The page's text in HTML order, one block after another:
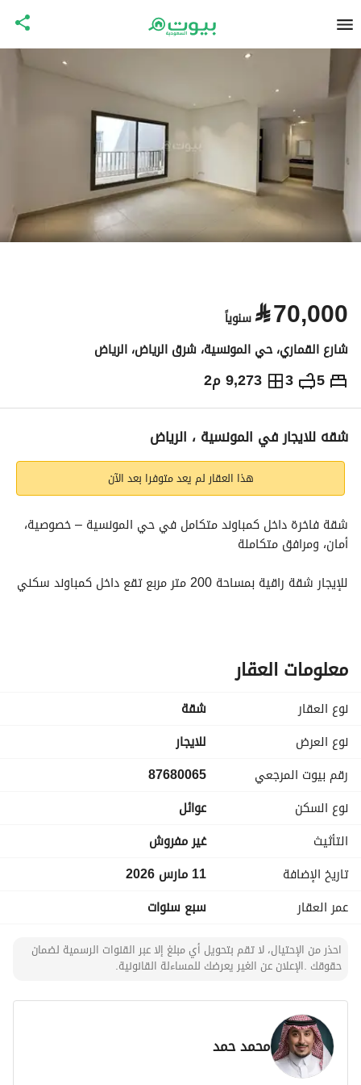
⃁70,000 سنوياً
شارع القماري، حي المونسية، شرق الرياض، الرياض
5
3 9,273 م2 ⃁
70,000سنوياً
الإعلان الاماكن القريبة
شقه للايجار في المونسية ، الرياض
هذا العقار لم يعد متوفرا بعد الآن
أمان، ومرافق متكاملة
مواصفات الشقة:
المساحة: 200 م²
الواجهة: جنوبية
تتكون من:
غرف نوم واسعة
دورات مياه
صالة مريحة
مطبخ عصري مجهز
مميزات الكمباوند:
معلومات العقار
نوع العقار
شقة
نوع العرض
للايجار
رقم بيوت المرجعي
87680065
نوع السكن
عوائل
التأثيث
غير مفروش
تاريخ الإضافة
11 مارس 2026
عمر العقار
سبع سنوات
احذر من الإحتيال، لا تقم بتحويل أي مبلغ إلا عبر القنوات الرسمية لضمان
حقوقك .الإعلان عن الغير يعرضك للمساءلة القانونية.
محمد حمد